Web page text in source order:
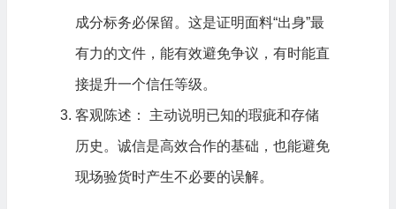
成分标务必保留。这是证明面料“出身”最
有力的文件，能有效避免争议，有时能直
接提升一个信任等级。
客观陈述： 主动说明已知的瑕疵和存储
历史。诚信是高效合作的基础，也能避免
现场验货时产生不必要的误解。